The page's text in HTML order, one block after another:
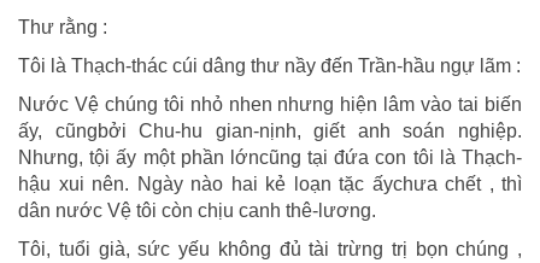
Thư rằng :
Tôi là Thạch-thác cúi dâng thư nầy đến Trần-hầu ngự lãm :
Nước Vệ chúng tôi nhỏ nhen nhưng hiện lâm vào tai biến
ấy, cũngbởi Chu-hu gian-nịnh, giết anh soán nghiệp.
Nhưng, tội ấy một phần lớncũng tại đứa con tôi là Thạch-
hậu xui nên. Ngày nào hai kẻ loạn tặc ấychưa chết , thì
dân nước Vệ tôi còn chịu canh thê-lương.
Tôi, tuổi già, sức yếu không đủ tài trừng trị bọn chúng ,